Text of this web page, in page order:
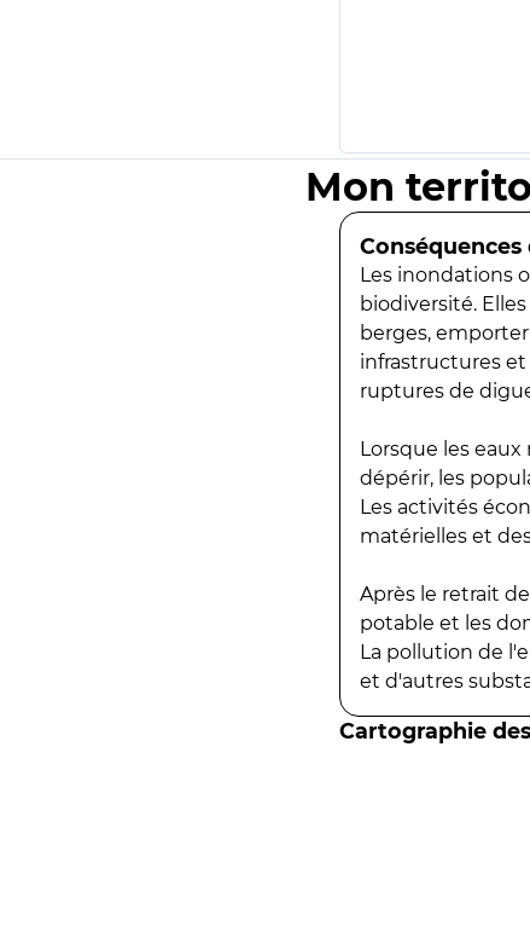
Mon
Les inondations
biodiversité.
berges,
infrastructures et
ruptures de
Lorsque les
dépérir, les
Les activités
matérielles et
Après le retrait
potable et les
La pollution de
et d'autres
Cartographie